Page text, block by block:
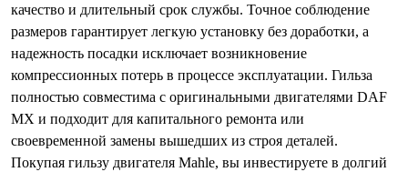
качество и длительный срок службы. Точное соблюдение
размеров гарантирует легкую установку без доработки, а
надежность посадки исключает возникновение
компрессионных потерь в процессе эксплуатации. Гильза
полностью совместима с оригинальными двигателями DAF
MX и подходит для капитального ремонта или
своевременной замены вышедших из строя деталей.
Покупая гильзу двигателя Mahle, вы инвестируете в долгий